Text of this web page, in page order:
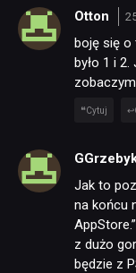
Otton
boję się o
było 1 i
Cytuj
Jak to
na końcu
z dużo
będzie z